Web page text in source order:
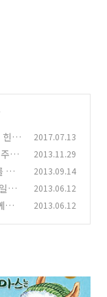
2017.07.13
매
2013.11.29
알
아
2013.09.14
보 2013.06.12
보
2013.06.12